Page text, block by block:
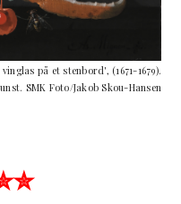
på et stenbord', (1671-1679).
SMK Foto/Jakob Skou-Hansen